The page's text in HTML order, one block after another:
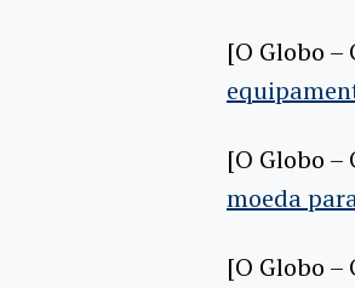
[O Globo –
[O Globo –
moeda
[O Globo –